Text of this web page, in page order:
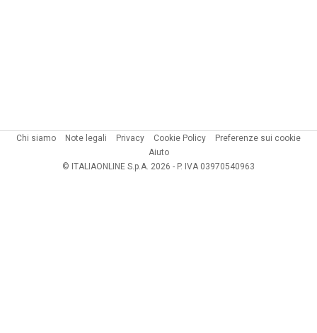
Chi siamo Note legali Privacy Cookie Policy
Preferenze sui cookie
Aiuto
© ITALIAONLINE S.p.A. 2026 - P. IVA 03970540963